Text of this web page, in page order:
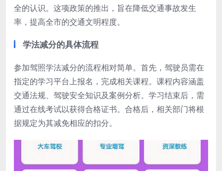
全的认识。这项政策的推出，旨在降低交通事故发生
率，提高全市的交通文明程度。
学法减分的具体流程
参加驾照学法减分的流程相对简单。首先，驾驶员需在
指定的学习平台上报名，完成相关课程。课程内容涵盖
交通法规、驾驶安全知识及案例分析。学习结束后，需
通过在线考试以获得合格证书。合格后，相关部门将根
据规定为其减免相应的扣分。